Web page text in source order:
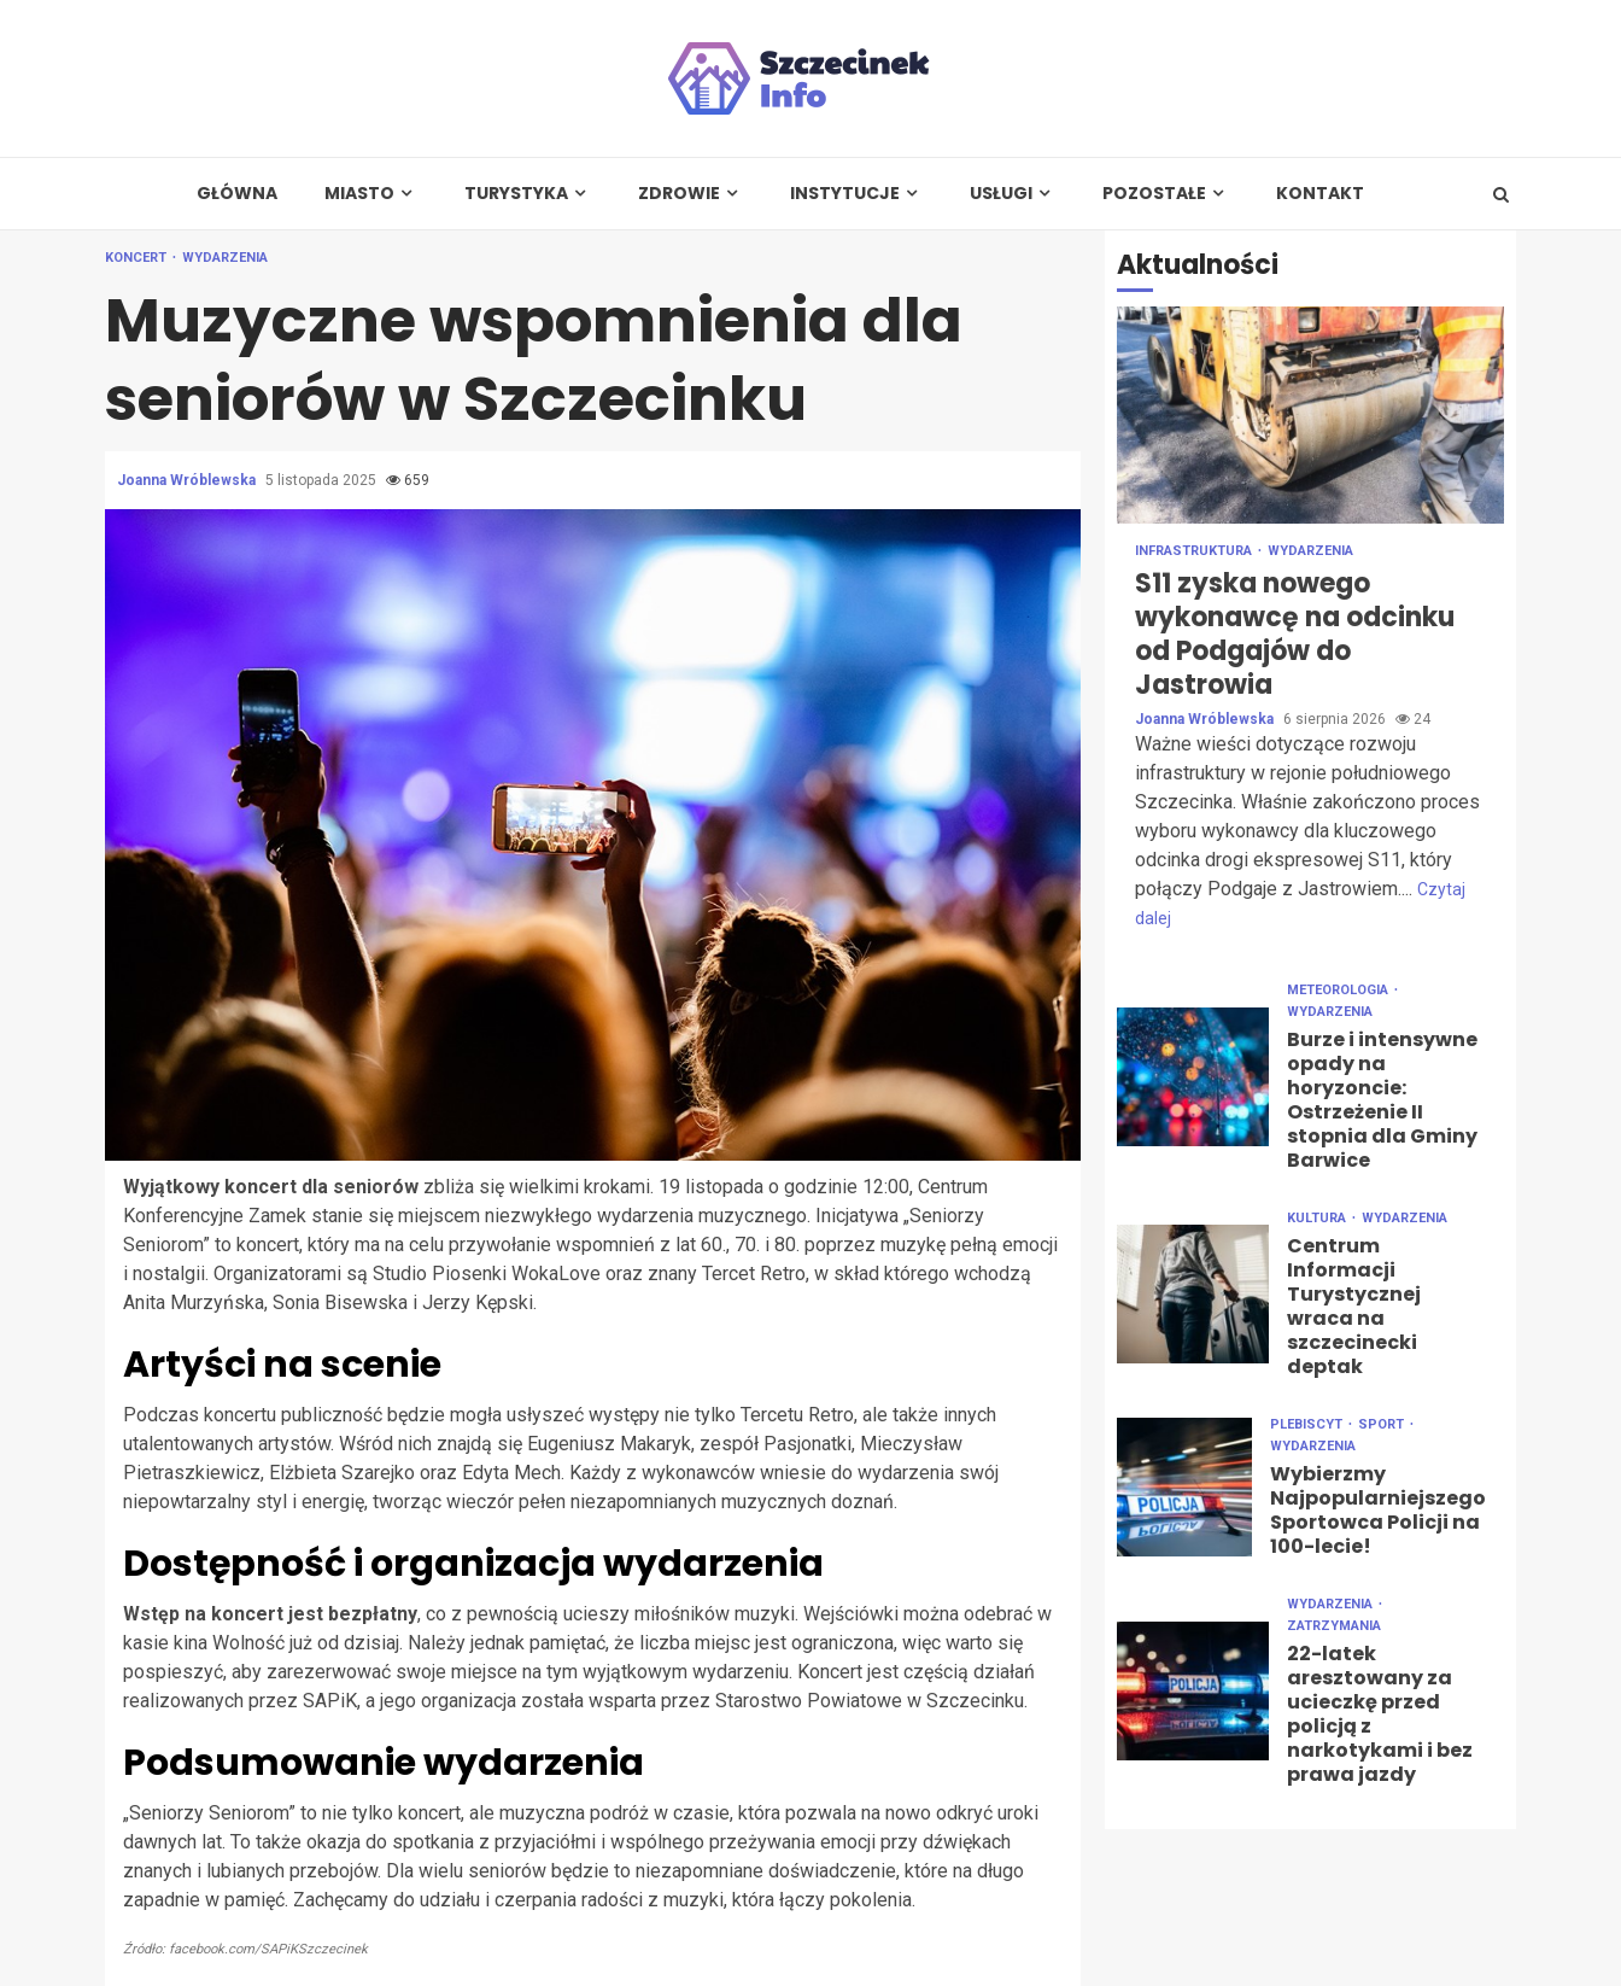
GŁÓWNA MIASTO TURYSTYKA ZDROWIE INSTYTUCJE USŁUGI POZOSTAŁE KONTAKT
KONCERT WYDARZENIA
Muzyczne wspomnienia dla
seniorów w Szczecinku
Joanna Wróblewska 5 listopada 2025 659
Wyjątkowy koncert dla seniorów zbliża się wielkimi krokami. 19 listopada o godzinie 12:00, Centrum
Konferencyjne Zamek stanie się miejscem niezwykłego wydarzenia muzycznego. Inicjatywa „Seniorzy
Seniorom” to koncert, który ma na celu przywołanie wspomnień z lat 60., 70. i 80. poprzez muzykę pełną emocji
i nostalgii. Organizatorami są Studio Piosenki WokaLove oraz znany Tercet Retro, w skład którego wchodzą
Anita Murzyńska, Sonia Bisewska i Jerzy Kępski.
Artyści na scenie
Podczas koncertu publiczność będzie mogła usłyszeć występy nie tylko Tercetu Retro, ale także innych
utalentowanych artystów. Wśród nich znajdą się Eugeniusz Makaryk, zespół Pasjonatki, Mieczysław
Pietraszkiewicz, Elżbieta Szarejko oraz Edyta Mech. Każdy z wykonawców wniesie do wydarzenia swój
niepowtarzalny styl i energię, tworząc wieczór pełen niezapomnianych muzycznych doznań.
Dostępność i organizacja wydarzenia
Wstęp na koncert jest bezpłatny, co z pewnością ucieszy miłośników muzyki. Wejściówki można odebrać w
kasie kina Wolność już od dzisiaj. Należy jednak pamiętać, że liczba miejsc jest ograniczona, więc warto się
pospieszyć, aby zarezerwować swoje miejsce na tym wyjątkowym wydarzeniu. Koncert jest częścią działań
realizowanych przez SAPiK, a jego organizacja została wsparta przez Starostwo Powiatowe w Szczecinku.
Podsumowanie wydarzenia
„Seniorzy Seniorom” to nie tylko koncert, ale muzyczna podróż w czasie, która pozwala na nowo odkryć uroki
dawnych lat. To także okazja do spotkania z przyjaciółmi i wspólnego przeżywania emocji przy dźwiękach
znanych i lubianych przebojów. Dla wielu seniorów będzie to niezapomniane doświadczenie, które na długo
zapadnie w pamięć. Zachęcamy do udziału i czerpania radości z muzyki, która łączy pokolenia.
Źródło: facebook.com/SAPiKSzczecinek
Aktualności
INFRASTRUKTURA WYDARZENIA
S11 zyska nowego
wykonawcę na odcinku
od Podgajów do
Jastrowia
Joanna Wróblewska 6 sierpnia 2026 24
Ważne wieści dotyczące rozwoju
infrastruktury w rejonie południowego
Szczecinka. Właśnie zakończono proces
wyboru wykonawcy dla kluczowego
odcinka drogi ekspresowej S11, który
połączy Podgaje z Jastrowiem.... Czytaj
dalej
METEOROLOGIA
WYDARZENIA
Burze i intensywne
opady na
horyzoncie:
Ostrzeżenie II
stopnia dla Gminy
Barwice
KULTURA WYDARZENIA
Centrum
Informacji
Turystycznej
wraca na
szczecinecki
deptak
PLEBISCYT
SPORT
WYDARZENIA
Wybierzmy
Najpopularniejszego
Sportowca Policji na
100-lecie!
WYDARZENIA
ZATRZYMANIA
22-latek
aresztowany za
ucieczkę przed
policją z
narkotykami i bez
prawa jazdy